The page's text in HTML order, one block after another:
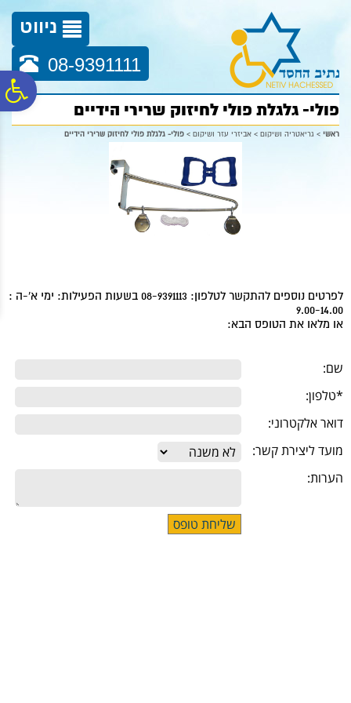
ניווט
08-9391111
פולי- גלגלת פולי לחיזוק שרירי הידיים
ראשי > גריאטריה ושיקום > אביזרי עזר ושיקום > פולי- גלגלת פולי לחיזוק שרירי הידיים
לפרטים נוספים להתקשר לטלפון: 08-9391113 בשעות הפעילות: ימי א'-ה :
9.00-14.00
או מלאו את הטופס הבא:
שם:
*טלפון:
דואר אלקטרוני:
מועד ליצירת קשר:
הערות: